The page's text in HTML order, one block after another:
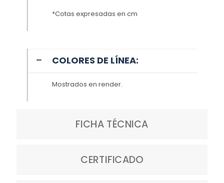
*Cotas expresadas en cm
COLORES DE LÍNEA:
Mostrados en render.
FICHA TÉCNICA
CERTIFICADO